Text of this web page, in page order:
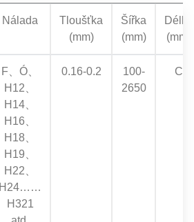
Nálada
Tloušťka
(mm)
Šířka
(mm)
Délka
(mm)
F、Ó、
H12、
H14、
H16、
H18、
H19、
H22、
H24……
H321
0.16-0.2
100-
2650
C